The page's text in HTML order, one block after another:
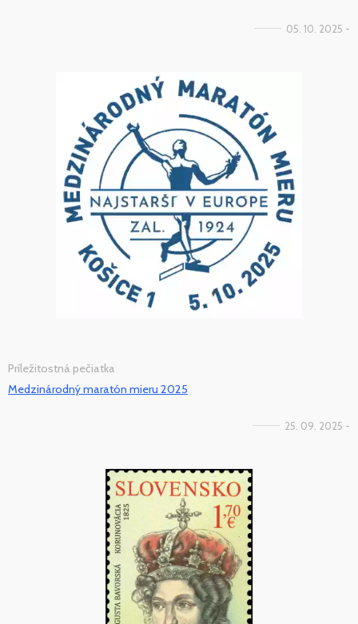
05. 10. 2025 -
Príležitostná pečiatka
Medzinárodný maratón mieru 2025
25. 09. 2025 -